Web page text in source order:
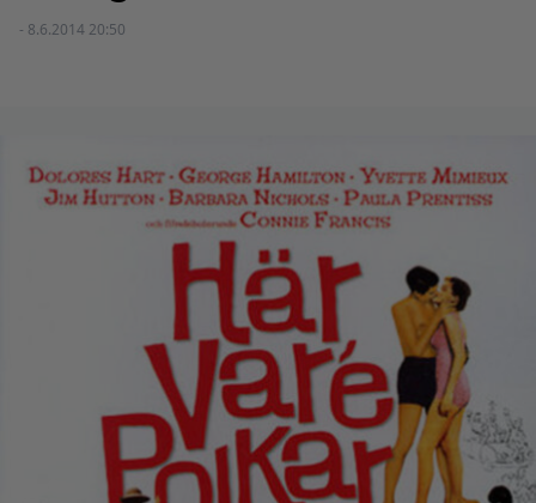
- 8.6.2014 20:50